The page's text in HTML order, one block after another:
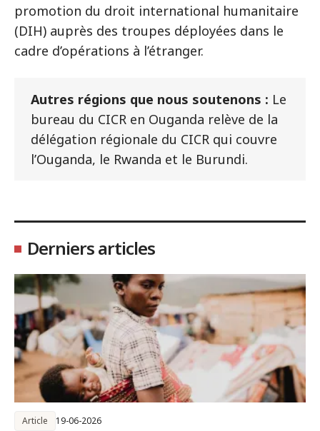
promotion du droit international humanitaire
(DIH) auprès des troupes déployées dans le
cadre d’opérations à l’étranger.
Autres régions que nous soutenons : Le
bureau du CICR en Ouganda relève de la
délégation régionale du CICR qui couvre
l’Ouganda, le Rwanda et le Burundi.
Derniers articles
Article 19-06-2026